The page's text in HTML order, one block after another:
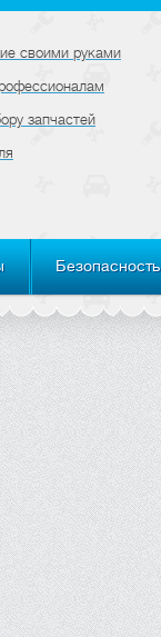
своими руками
запчастей
Безопасность